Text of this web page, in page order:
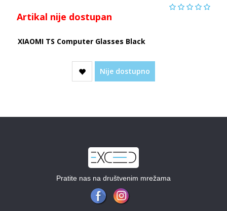
Artikal nije dostupan
XIAOMI TS Computer Glasses Black
Nije dostupno
Pratite nas na društvenim mrežama